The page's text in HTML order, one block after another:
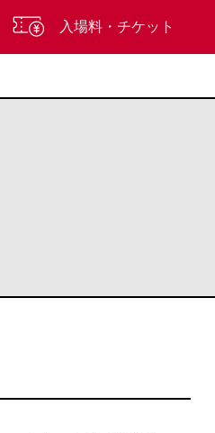
入場料・チケット